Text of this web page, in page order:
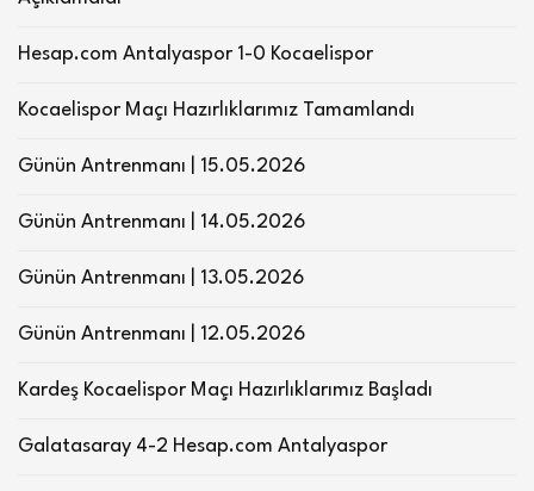
Hesap.com Antalyaspor 1-0 Kocaelispor
Kocaelispor Maçı Hazırlıklarımız Tamamlandı
Günün Antrenmanı | 15.05.2026
Günün Antrenmanı | 14.05.2026
Günün Antrenmanı | 13.05.2026
Günün Antrenmanı | 12.05.2026
Kardeş Kocaelispor Maçı Hazırlıklarımız Başladı
Galatasaray 4-2 Hesap.com Antalyaspor